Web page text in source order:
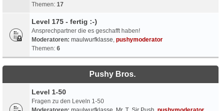
Themen: 17
Level 175 - fertig :-)
Ansprechpartner die es geschafft haben!
Moderatoren: maulwurfklasse, pushymoderator
Themen: 6
Pushy Bros.
Level 1-50
Fragen zu den Leveln 1-50